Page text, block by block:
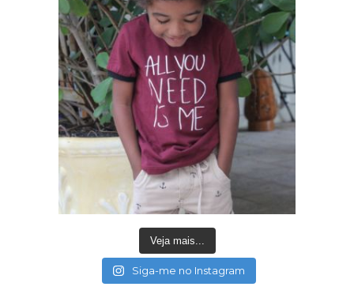
Veja mais...
Siga-me no Instagram